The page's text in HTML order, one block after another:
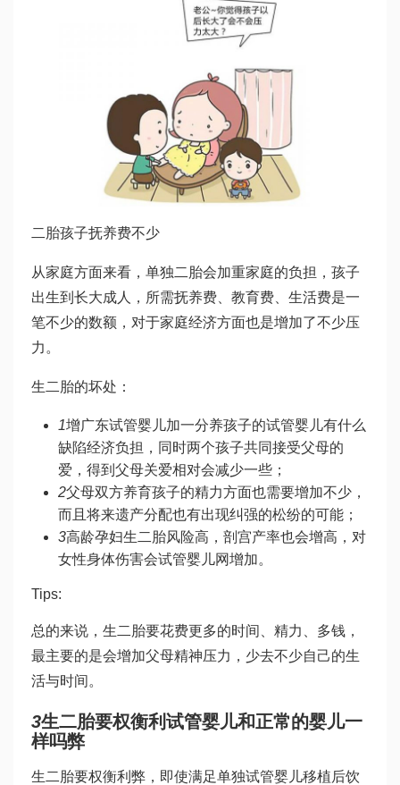
二胎孩子抚养费不少
从家庭方面来看，单独二胎会加重家庭的负担，孩子
出生到长大成人，所需抚养费、教育费、生活费是一
笔不少的数额，对于家庭经济方面也是增加了不少压
力。
生二胎的坏处：
1增广东试管婴儿加一分养孩子的试管婴儿有什么
缺陷经济负担，同时两个孩子共同接受父母的
爱，得到父母关爱相对会减少一些；
2父母双方养育孩子的精力方面也需要增加不少，
而且将来遗产分配也有出现纠强的松纷的可能；
3高龄孕妇生二胎风险高，剖宫产率也会增高，对
女性身体伤害会试管婴儿网增加。
Tips:
总的来说，生二胎要花费更多的时间、精力、多钱，
最主要的是会增加父母精神压力，少去不少自己的生
活与时间。
3生二胎要权衡利试管婴儿和正常的婴儿一
样吗弊
生二胎要权衡利弊，即使满足单独试管婴儿移植后饮